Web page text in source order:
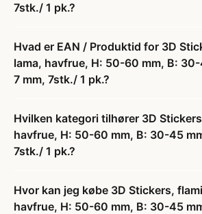
7stk./ 1 pk.?
Hvad er EAN / Produktid for 3D
lama, havfrue, H: 50-60 mm, B:
7 mm, 7stk./ 1 pk.?
Hvilken kategori tilhører 3D
havfrue, H: 50-60 mm, B: 30-45
7stk./ 1 pk.?
Hvor kan jeg købe 3D Stickers,
havfrue, H: 50-60 mm, B: 30-45